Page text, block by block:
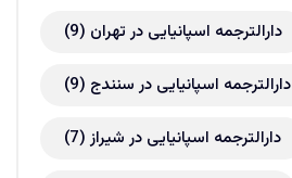
دارالترجمه اسپانیایی در تهران (9)
دارالترجمه اسپانیایی در سنندج (9)
دارالترجمه اسپانیایی در شیراز(7)